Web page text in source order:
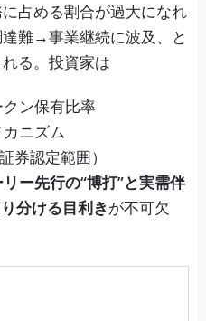
占める割合が過大になれ
難→事業継続に波及、と
る。投資家は
ン保有比率
ニズム
券認定範囲）
ー先行の“博打”と実需伴
分ける目利きが不可欠